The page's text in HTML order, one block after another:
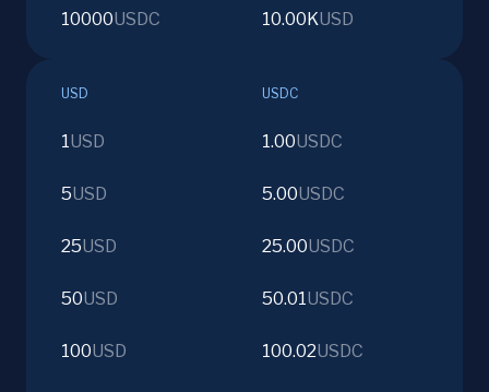
10000USDC 10.00KUSD
USD USDC
1USD 1.00USDC
5USD 5.00USDC
25USD 25.00USDC
50USD 50.01USDC
100USD 100.02USDC